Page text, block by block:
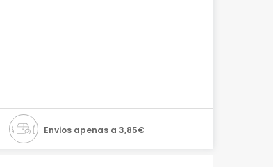
Envios apenas a 3,85€